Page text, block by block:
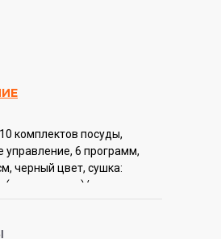
комплектов посуды,
управление, 6 программ,
черный цвет, сушка:
(конденсация)/с